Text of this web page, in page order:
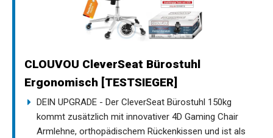
CLOUVOU CleverSeat Bürostuhl
Ergonomisch [TESTSIEGER]
DEIN UPGRADE - Der CleverSeat Bürostuhl 150kg
kommt zusätzlich mit innovativer 4D Gaming Chair
Armlehne, orthopädischem Rückenkissen und ist als